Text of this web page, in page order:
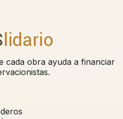
cada obra ayuda a financiar